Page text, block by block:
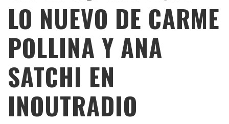
LO NUEVO DE CARME
POLLINA Y ANA
SATCHI EN
INOUTRADIO